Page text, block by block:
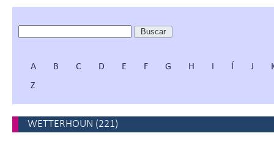
A B C D E F G H I Í J
Z
WETTERHOUN (221)